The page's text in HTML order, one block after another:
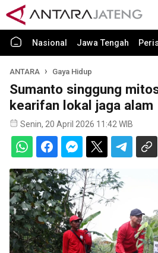
Nasional Jawa Tengah
ANTARA Gaya Hidup
Sumanto singgung
kearifan lokal jaga alam
Senin, 20 April 2026 11:42 WIB